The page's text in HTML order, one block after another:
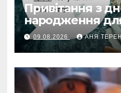
Привітання з
народження
своїми словами
09.08.2026 АНЯ